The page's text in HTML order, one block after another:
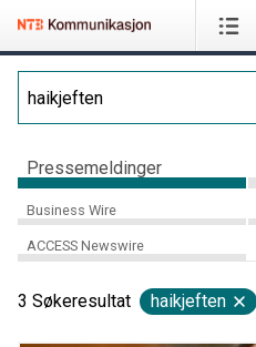
Pressemeldinger
Business Wire
ACCESS Newswire
3 Søkeresultat haikjeften